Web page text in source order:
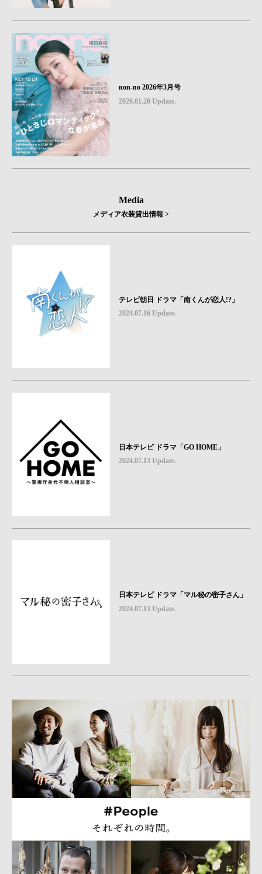
non-no 2026年3月号
2026.01.20 Update.
Media
メディア衣装貸出情報 >
テレビ朝日 ドラマ「南くんが恋人!?」
2024.07.16 Update.
日本テレビ ドラマ「GO HOME」
2024.07.13 Update.
日本テレビ ドラマ「マル秘の密子さん」
2024.07.13 Update.